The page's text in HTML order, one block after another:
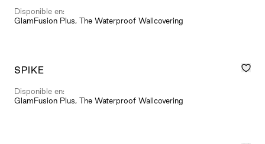
Disponible en:
GlamFusion Plus, The Waterproof Wallcovering
SPIKE
Disponible en:
GlamFusion Plus, The Waterproof Wallcovering